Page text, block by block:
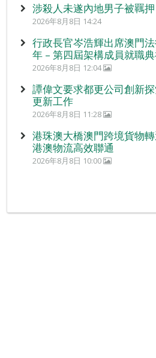
涉殺人未遂內地男子被羈押
2026年8月8日 14:24
行政長官岑浩輝出席澳門
年 – 第四屆架構成員就職典
2026年8月8日 12:04
譚偉文要求都更公司創新
更新工作
2026年8月8日 11:28
港珠澳大橋澳門跨境貨物
港澳物流高效聯通
2026年8月8日 10:00